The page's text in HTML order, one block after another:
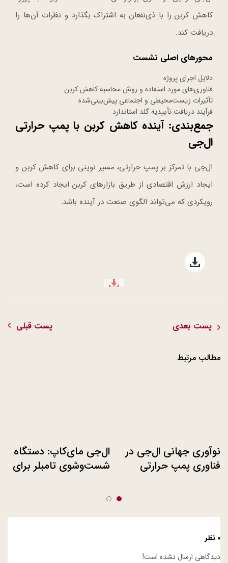
کاهش کربن را با ذی‌نفعان به اشتراک بگذارد و نظرات آن‌ها را
دریافت کند.
محورهای اصلی نشست
دلایل اجرای پروژه
فناوری‌های مورد استفاده و روش محاسبه کاهش کربن
تأثیرات زیست‌محیطی و اجتماعی پیش‌بینی‌شده
فرآیند دریافت تأییدیه گلد استاندارد
جمع‌بندی: آینده کاهش کربن با پمپ حرارتی
ال‌جی
ال‌جی با تمرکز بر پمپ حرارتی، مسیر نوینی برای کاهش کربن و
ایجاد ارزش اقتصادی از طریق بازارهای کربن ایجاد کرده است،
رویکردی که می‌تواند الگوی صنعت در آینده باشد.
Open file download list
پست قبلی پست بعدی
مطالب مرتبط
ال‌جی مای‌کاپ: دستگاه
شست‌وشوی تامبلر برای
نوآوری جهانی ال‌جی در
فناوری پمپ حرارتی
۰ نظر
دیدگاهی ارسال نشده است!